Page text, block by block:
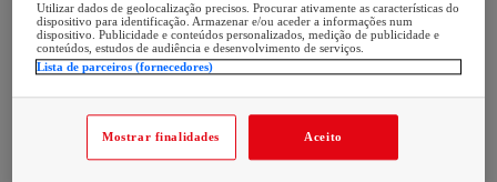
Utilizar dados de geolocalização precisos. Procurar ativamente as características do
dispositivo para identificação. Armazenar e/ou aceder a informações num
dispositivo. Publicidade e conteúdos personalizados, medição de publicidade e
conteúdos, estudos de audiência e desenvolvimento de serviços.
Lista de parceiros (fornecedores)
Mostrar finalidades Aceito